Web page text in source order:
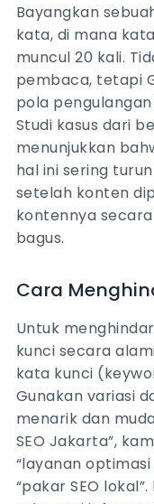
Bayangkan
kata, di mana
muncul 20 kali.
pembaca, tetapi
pola
Studi kasus dari
menunjukkan
hal ini sering
setelah konten
kontennya
bagus.
Cara
Untuk
kunci secara
kata kunci
Gunakan variasi
menarik dan
SEO Jakarta”,
“layanan
“pakar SEO